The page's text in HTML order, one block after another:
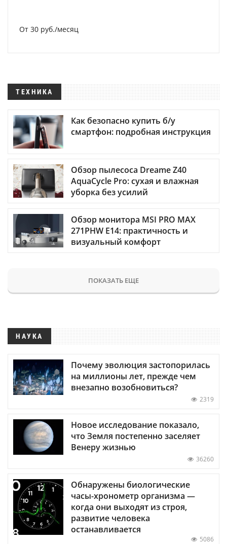
От 30 руб./месяц
ТЕХНИКА
Как безопасно купить б/у
смартфон: подробная инструкция
Обзор пылесоса Dreame Z40
AquaCycle Pro: сухая и влажная
уборка без усилий
Обзор монитора MSI PRO MAX
271PHW E14: практичность и
визуальный комфорт
ПОКАЗАТЬ ЕЩЕ
НАУКА
Почему эволюция застопорилась
на миллионы лет, прежде чем
внезапно возобновиться?
2319
Новое исследование показало,
что Земля постепенно заселяет
Венеру жизнью
36260
Обнаружены биологические
часы-хронометр организма —
когда они выходят из строя,
развитие человека
останавливается
5086